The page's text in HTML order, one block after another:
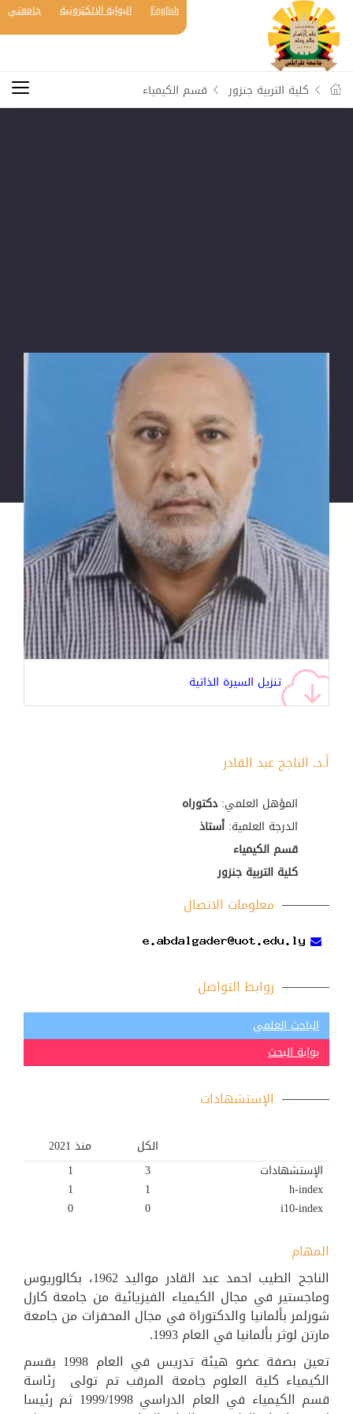
English البوابة الالكترونية جامعتي
كلية التربية جنزور قسم الكيمياء
تنزيل السيرة الذاتية
أ.د. الناجح عبد القادر
المؤهل العلمي: دكتوراه
الدرجة العلمية: أستاذ
قسم الكيمياء
كلية التربية جنزور
معلومات الاتصال
روابط التواصل
الباحث العلمي
بوابة البحث
الإستشهادات
الكل
منذ 2021
الإستشهادات
3
1
h-index
1
1
i10-index
0
0
المهام
الناجح الطيب احمد عبد القادر مواليد 1962، بكالوريوس
وماجستير في مجال الكيمياء الفيزيائية من جامعة كارل
شورلمر بألمانيا والدكتوراة في مجال المحفزات من جامعة
مارتن لوثر بألمانيا في العام 1993.
تعين بصفة عضو هيئة تدريس في العام 1998 بقسم
الكيمياء كلية العلوم جامعة المرقب تم تولى رئاسة
قسم الكيمياء في العام الدراسي 1999/1998 ثم رئيسا